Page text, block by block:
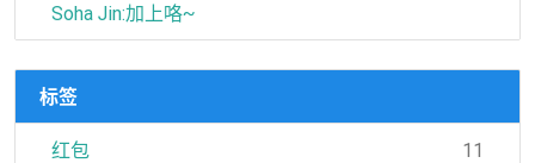
Soha Jin:加上咯~
标签
红包 11